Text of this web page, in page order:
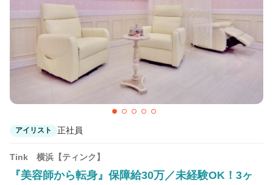
UNIX MARK IS みなとみらい店
みなとみらい駅 徒歩1分
UNIX ららぽーと新三郷店
新三郷駅 徒歩1分
アイリスト 正社員
Tink 横浜【ティンク】
『美容師から転身』保障給30万／未経験OK！3ヶ